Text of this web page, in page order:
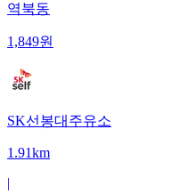
역북동
1,849원
SK선봉대주유소
1.91km
|